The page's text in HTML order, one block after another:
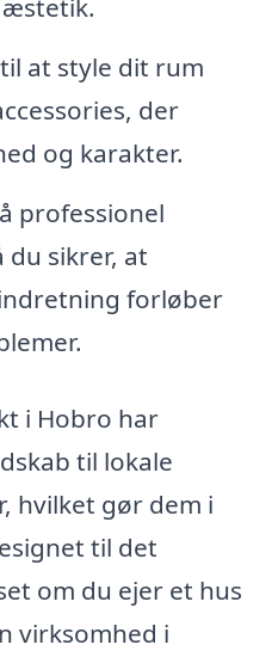
at style dit rum
der
og karakter.
professionel
du sikrer, at
forløber
i Hobro har
til lokale
hvilket gør dem i
til det
om du ejer et hus
virksomhed i